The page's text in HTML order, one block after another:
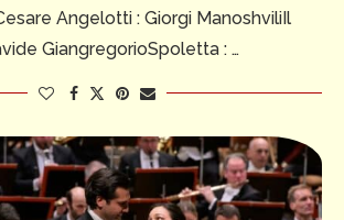
Angelotti : Giorgi ManoshviliIl
GiangregorioSpoletta : …